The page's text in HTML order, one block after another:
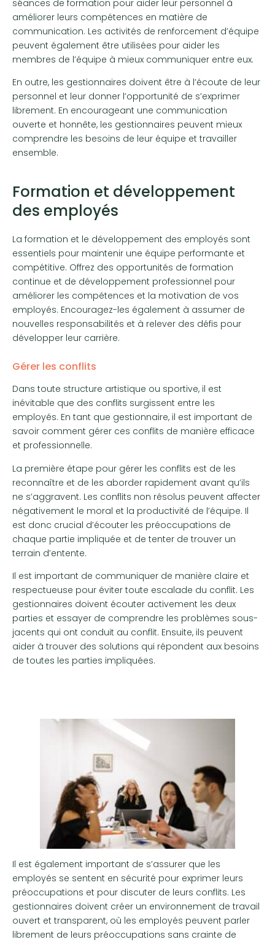
séances de formation pour aider leur personnel à
améliorer leurs compétences en matière de
communication. Les activités de renforcement d’équipe
peuvent également être utilisées pour aider les
membres de l’équipe à mieux communiquer entre eux.
En outre, les gestionnaires doivent être à l’écoute de leur
personnel et leur donner l’opportunité de s’exprimer
librement. En encourageant une communication
ouverte et honnête, les gestionnaires peuvent mieux
comprendre les besoins de leur équipe et travailler
ensemble.
Formation et développement
des employés
La formation et le développement des employés sont
essentiels pour maintenir une équipe performante et
compétitive. Offrez des opportunités de formation
continue et de développement professionnel pour
améliorer les compétences et la motivation de vos
employés. Encouragez-les également à assumer de
nouvelles responsabilités et à relever des défis pour
développer leur carrière.
Gérer les conflits
Dans toute structure artistique ou sportive, il est
inévitable que des conflits surgissent entre les
employés. En tant que gestionnaire, il est important de
savoir comment gérer ces conflits de manière efficace
et professionnelle.
La première étape pour gérer les conflits est de les
reconnaître et de les aborder rapidement avant qu’ils
ne s’aggravent. Les conflits non résolus peuvent affecter
négativement le moral et la productivité de l’équipe. Il
est donc crucial d’écouter les préoccupations de
chaque partie impliquée et de tenter de trouver un
terrain d’entente.
Il est important de communiquer de manière claire et
respectueuse pour éviter toute escalade du conflit. Les
gestionnaires doivent écouter activement les deux
parties et essayer de comprendre les problèmes sous-
jacents qui ont conduit au conflit. Ensuite, ils peuvent
aider à trouver des solutions qui répondent aux besoins
de toutes les parties impliquées.
Il est également important de s’assurer que les
employés se sentent en sécurité pour exprimer leurs
préoccupations et pour discuter de leurs conflits. Les
gestionnaires doivent créer un environnement de travail
ouvert et transparent, où les employés peuvent parler
librement de leurs préoccupations sans crainte de